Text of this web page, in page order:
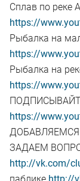
Сплав по реке
https://
Рыбалка на
https://
Рыбалка на
https://
https://
ДОБАВЛЯЕМСЯ
ЗАДАЕМ
http://vk.com/